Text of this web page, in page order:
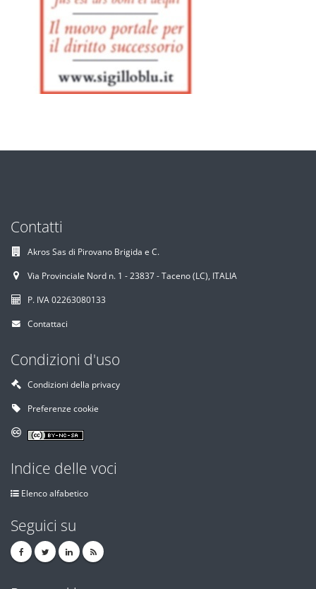
Contatti
Akros Sas di Pirovano Brigida e C.
Via Provinciale Nord n. 1 - 23837 - Taceno (LC), ITALIA
P. IVA 02263080133
Contattaci
Condizioni d'uso
Condizioni della privacy
Preferenze cookie
Indice delle voci
Elenco alfabetico
Seguici su